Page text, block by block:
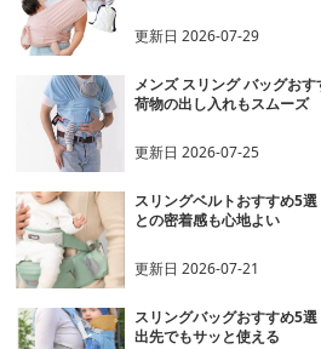
更新日2026-07-29
メンズ スリング バッグお
荷物の出し入れもスムーズ
更新日2026-07-25
スリングベルトおすすめ5
との密着感も心地よい
更新日2026-07-21
スリングバッグおすすめ5
出先でもサッと使える